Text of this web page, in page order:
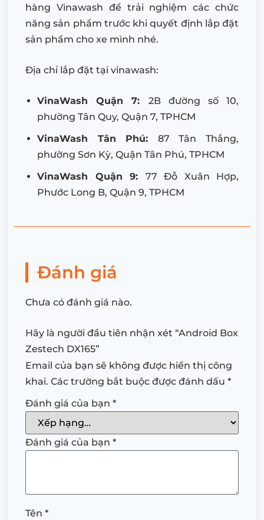
hàng Vinawash để trải nghiệm các chức
năng sản phẩm trước khi quyết định lắp đặt
sản phẩm cho xe mình nhé.
Địa chỉ lắp đặt tại vinawash:
VinaWash Quận 7: 2B đường số 10,
phường Tân Quy, Quận 7, TPHCM
VinaWash Tân Phú: 87 Tân Thắng,
phường Sơn Kỳ, Quận Tân Phú, TPHCM
VinaWash Quận 9: 77 Đỗ Xuân Hợp,
Phước Long B, Quận 9, TPHCM
Đánh giá
Chưa có đánh giá nào.
Hãy là người đầu tiên nhận xét “Android Box
Zestech DX165”
Email của bạn sẽ không được hiển thị công
khai. Các trường bắt buộc được đánh dấu *
Đánh giá của bạn *
Đánh giá của bạn *
Tên *